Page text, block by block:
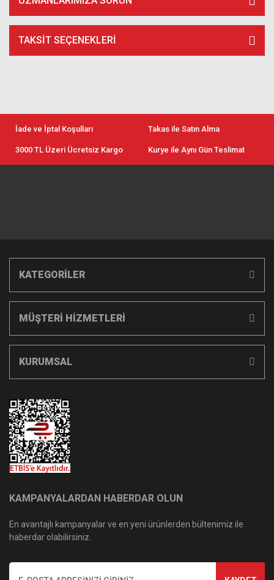
TAKSIT SEÇENEKLERI
İade ve İptal Koşulları Takas ile Satın Alma
3000 TL Üzeri Ücretsiz Kargo Kurye ile Aynı Gün Teslimat
KATEGORİLER
MÜŞTERİ HİZMETLERİ
KURUMSAL
KAMPANYALARDAN HABERDAR OLUN
En avantajlı kampanyalar ve en yeni ürünlerden bültenimiz ile
haberdar olabilirsiniz.